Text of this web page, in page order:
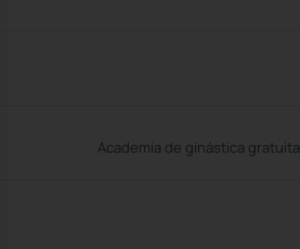
Academia de ginástica gratuita